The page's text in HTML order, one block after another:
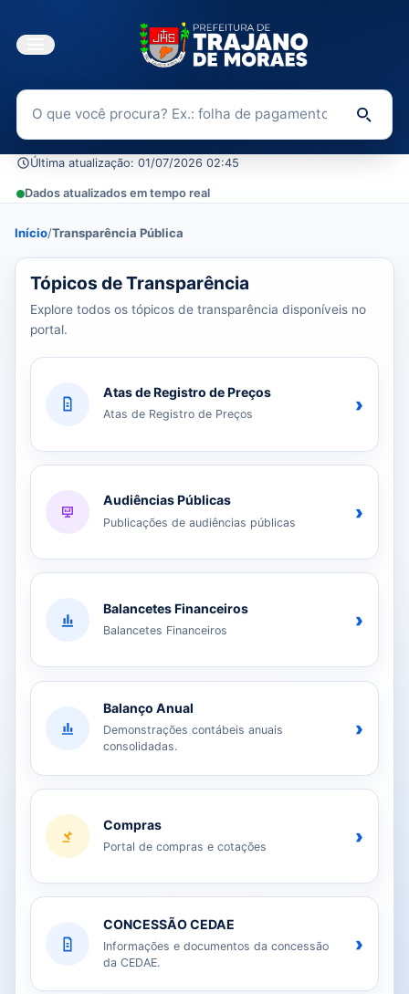
Buscar no Portal da Transparência
Última atualização: 01/07/2026 02:45
Dados atualizados em tempo real
Início/Transparência Pública
39 tópicos carregados do banco de dados.
Tópicos de Transparência
Explore todos os tópicos de transparência disponíveis no
portal.
Atas de Registro de Preços
Atas de Registro de Preços ›
Audiências Públicas
Publicações de audiências públicas ›
Balancetes Financeiros
Balancetes Financeiros ›
Balanço Anual
Demonstrações contábeis anuais
consolidadas.
›
Compras
Portal de compras e cotações ›
CONCESSÃO CEDAE
Informações e documentos da concessão
da CEDAE.
›